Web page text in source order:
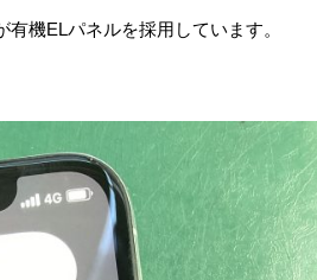
機ELパネルを採用しています。